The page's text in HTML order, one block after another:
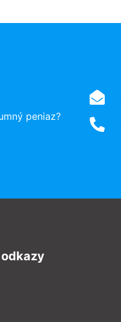
peniaz?